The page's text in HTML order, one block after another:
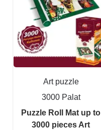
Art puzzle
3000 Palat
Puzzle Roll Mat up to
3000 pieces Art